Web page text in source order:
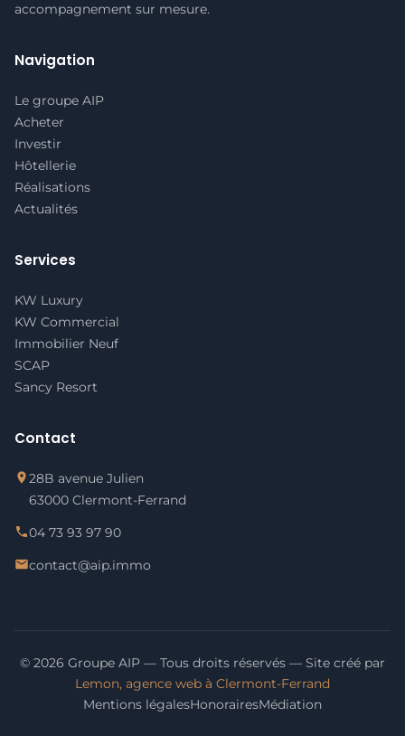
accompagnement sur mesure.
Navigation
Le groupe AIP
Acheter
Investir
Hôtellerie
Réalisations
Actualités
Services
KW Luxury
KW Commercial
Immobilier Neuf
SCAP
Sancy Resort
Contact
28B avenue Julien
63000 Clermont-Ferrand
04 73 93 97 90
contact@aip.immo
© 2026 Groupe AIP — Tous droits réservés — Site créé par
Lemon, agence web à Clermont-Ferrand
Mentions légalesHonorairesMédiation